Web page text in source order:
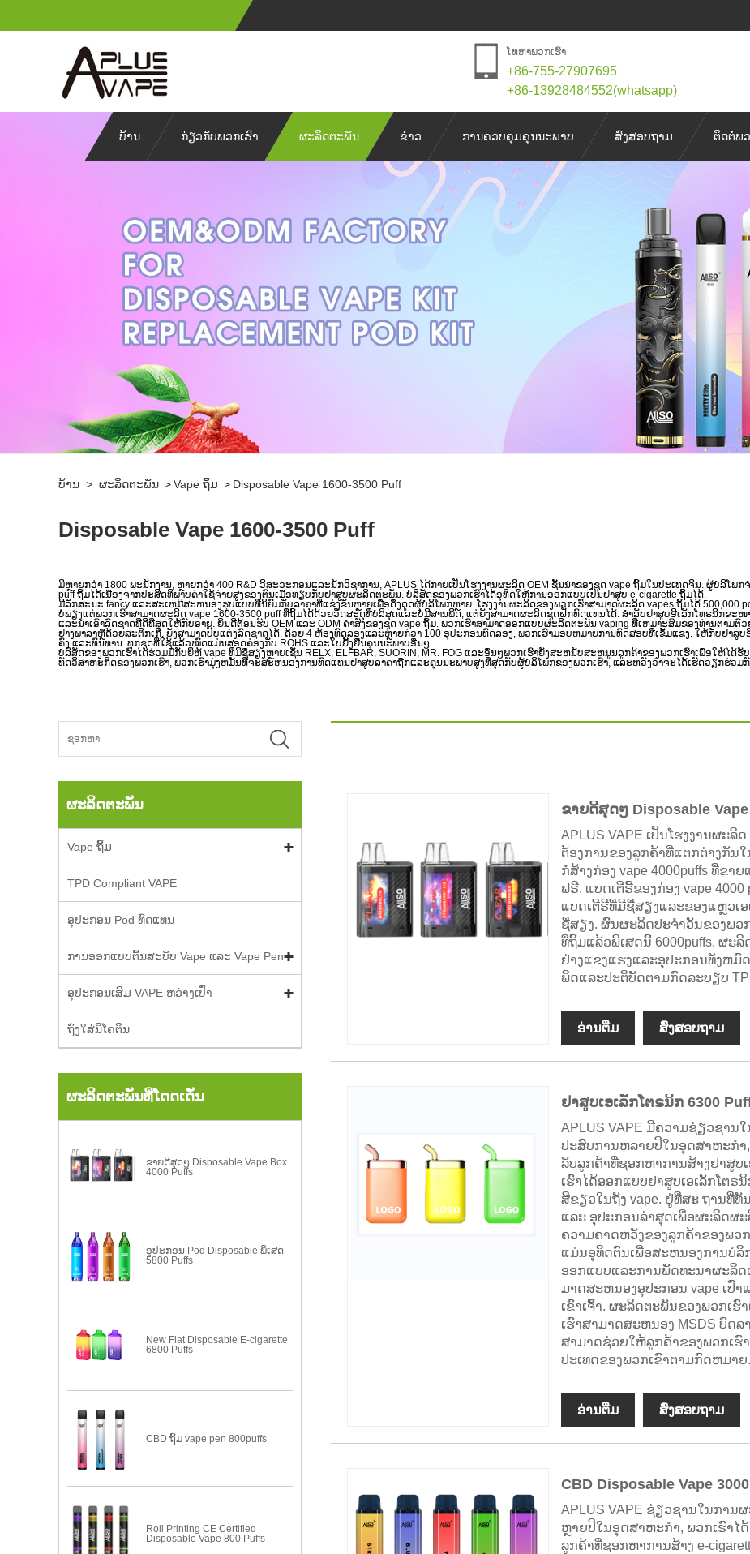
ໂທຫາພວກເຮົາ
+86-755-27907695
+86-13928484552(whatsapp)
ບ້ານ ກ່ຽວກັບພວກເຮົາ ຜະລິດຕະພັນ ຂ່າວ ການຄວບຄຸມຄຸນນະພາບ ສົ່ງສອບຖາມ ຕິດຕໍ່ພ
ບ້ານ > ຜະລິດຕະພັນ > Vape ຖິ້ມ > Disposable Vape 1600-3500 Puff
Disposable Vape 1600-3500 Puff
ມີຫຼາຍກວ່າ 1800 ພະນັກງານ, ຫຼາຍກວ່າ 400 R&D ວິສະວະກອນແລະນັກວິຊາການ, APLUS ໄດ້ກາຍເປັນໂຮງງານຜະລິດ OEM ຊັ້ນນໍາຂອງຊຸດ vape ຖິ້ມໃນປະເທດຈີນ. ຜູ້ບໍລິໂພ
puff ຖິ້ມໄດ້ເນື່ອງຈາກປະສິດທິພາບຄ່າໃຊ້ຈ່າຍສູງຂອງຕົນເມື່ອທຽບກັບຢາສູບຜະລິດຕະພັນ. ບໍລິສັດຂອງພວກເຮົາໄດ້ອຸທິດໃຫ້ການອອກແບບເປັນຢາສູບ e-cigarette ຖິ້ມໄດ້.
ມີລັກສະນະ fancy ແລະສະເຫມີສະຫນອງຮູບແບບທີ່ນິຍົມກັບລາຄາທີ່ແຂ່ງຂັນຫຼາຍເພື່ອດຶງດູດຜູ້ບໍລິໂພກຫຼາຍ. ໂຮງງານຜະລິດຂອງພວກເຮົາສາມາດຜະລິດ vapes ຖິ້ມໄດ້ 500,000
ບໍ່ພຽງແຕ່ພວກເຮົາສາມາດຜະລິດ vape 1600-3500 puff ທີ່ຖິ້ມໄດ້ດ້ວຍວັດສະດຸທີ່ບໍລິສຸດແລະບໍ່ມີສານພິດ, ແຕ່ຍັງສາມາດຜະລິດຊຸດຝັກທົດແທນໄດ້. ສຳລັບຢາສູບອີເລັກໂທຣນິກຂະ
ແລະນຳເອົາລົດຊາດທີ່ດີທີ່ສຸດໃຫ້ກັບອາຍ. ຍິນດີຕ້ອນຮັບ OEM ແລະ ODM ຄໍາສັ່ງຂອງຊຸດ vape ຖິ້ມ. ພວກເຮົາສາມາດອອກແບບຜະລິດຕະພັນ vaping ທີ່ເຫມາະສົມຂອງທ່ານຕາມ
ຢາງພາລາຫຼືດ້ວຍສະຕິກເກີ, ຍັງສາມາດປັບແຕ່ງລົດຊາດໄດ້. ດ້ວຍ 4 ຫ້ອງທົດລອງແລະຫຼາຍກ່ວາ 100 ອຸປະກອນທົດລອງ, ພວກເຮົາມອບຫມາຍການທົດສອບທີ່ເຂັ້ມແຂງ. ໃຫ້ກັບຢາ
ຄົງ ແລະທົນທານ. ທຸກຊຸດທີ່ໃຊ້ແລ້ວໝົດແມ່ນສອດຄ່ອງກັບ ROHS ແລະໃບຢັ້ງຢືນຄຸນນະພາບອື່ນໆ.
ບໍລິສັດຂອງພວກເຮົາໄດ້ຮ່ວມມືກັບຍີ່ຫໍ້ vape ທີ່ມີຊື່ສຽງຫຼາຍເຊັ່ນ RELX, ELFBAR, SUORIN, MR. FOG ແລະອື່ນໆພວກເຮົາຍັງສະຫນັບສະຫນູນລູກຄ້າຂອງພວກເຮົາເພື່ອໃຫ້ໄ
ທັດວິສາຫະກິດຂອງພວກເຮົາ, ພວກເຮົາມຸ່ງຫມັ້ນທີ່ຈະສະຫນອງການທົດແທນຢາສູບລາຄາຖືກແລະຄຸນນະພາບສູງທີ່ສຸດກັບຜູ້ບໍລິໂພກຂອງພວກເຮົາ, ແລະຫວັງວ່າຈະໄດ້ເຮັດວຽກຮ່ວມ
ຜະລິດຕະພັນ
Vape ຖິ້ມ
TPD Compliant VAPE
ອຸປະກອນ Pod ທົດແທນ
ການອອກແບບຕົ້ນສະບັບ Vape ແລະ Vape Pen
ອຸປະກອນເສີມ VAPE ຫວ່າງເປົ່າ
ຖົງໃສ່ນິໂຄຕິນ
ຜະລິດຕະພັນທີ່ໂດດເດັ່ນ
ຂາຍດີສຸດໆ Disposable Vape Box
4000 Puffs
ອຸປະກອນ Pod Disposable ພິເສດ
5800 Puffs
New Flat Disposable E-cigarette
6800 Puffs
CBD ຖິ້ມ vape pen 800puffs
Roll Printing CE Certified
Disposable Vape 800 Puffs
ຂາຍດີສຸດໆ Disposable
APLUS VAPE ເປັນໂຮງງານຜະລິ
ຕ້ອງການຂອງລູກຄ້າທີ່ແຕກຕ່າງກັນ
ກໍ່ສ້າງກ່ອງ vape 4000puffs ທີ່ຂ
ຟຣີ. ແບດເຕີຣີ້ຂອງກ່ອງ vape
ແບດເຕີຣີທີ່ມີຊື່ສຽງແລະຂອງແຫຼວເ
ຊື່ສຽງ. ຜົນຜະລິດປະຈໍາວັນຂອງພວ
ທີ່ຖິ້ມແລ້ວພິເສດນີ້ 6000puffs. ຜະ
ຢ່າງແຂງແຮງແລະອຸປະກອນທັງຫມົ
ພິດແລະປະຕິບັດຕາມກົດລະບຽບ
ອ່ານ​ຕື່ມ ສົ່ງສອບຖາມ
ຢາສູບເອເລັກໂຕຣນິກ 6300
APLUS VAPE ມີຄວາມຊ່ຽວຊານ
ປະສົບການຫລາຍປີໃນອຸດສາຫະກໍາ,
ລັບລູກຄ້າທີ່ຊອກຫາການສ້າງຢາສູບເ
ເຮົາໄດ້ອອກແບບຢາສູບເອເລັກໂຕຣ
ສີຂຽວໃນຖັງ vape. ຢູ່ທີ່ສະ ຖານທີ່ທັ
ແລະ ອຸປະກອນລ່າສຸດເພື່ອຜະລິດຜ
ຄວາມຄາດຫວັງຂອງລູກຄ້າຂອງພວ
ແມ່ນອຸທິດຕົນເພື່ອສະຫນອງການບໍ
ອອກແບບແລະການພັດທະນາຜະລິດ
ມາດສະຫນອງອຸປະກອນ vape ເປົ່
ເຂົາເຈົ້າ. ຜະລິດຕະພັນຂອງພວກເ
ເຮົາສາມາດສະຫນອງ MSDS ບົດ
ສາມາດຊ່ວຍໃຫ້ລູກຄ້າຂອງພວກເຮົ
ປະເທດຂອງພວກເຂົາຕາມກົດຫມາຍ.
ອ່ານ​ຕື່ມ ສົ່ງສອບຖາມ
CBD Disposable Vape
APLUS VAPE ຊ່ຽວຊານໃນການ
ຫຼາຍປີໃນອຸດສາຫະກໍາ, ພວກເຮົາໄດ້
ລູກຄ້າທີ່ຊອກຫາການສ້າງ e-